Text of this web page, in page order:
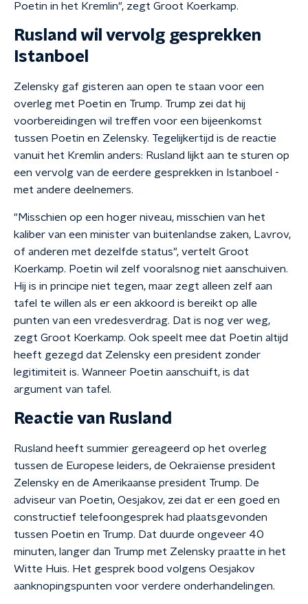
Poetin in het Kremlin", zegt Groot Koerkamp.
Rusland wil vervolg gesprekken
Istanboel
Zelensky gaf gisteren aan open te staan voor een
overleg met Poetin en Trump. Trump zei dat hij
voorbereidingen wil treffen voor een bijeenkomst
tussen Poetin en Zelensky. Tegelijkertijd is de reactie
vanuit het Kremlin anders: Rusland lijkt aan te sturen op
een vervolg van de eerdere gesprekken in Istanboel -
met andere deelnemers.
"Misschien op een hoger niveau, misschien van het
kaliber van een minister van buitenlandse zaken, Lavrov,
of anderen met dezelfde status", vertelt Groot
Koerkamp. Poetin wil zelf vooralsnog niet aanschuiven.
Hij is in principe niet tegen, maar zegt alleen zelf aan
tafel te willen als er een akkoord is bereikt op alle
punten van een vredesverdrag. Dat is nog ver weg,
zegt Groot Koerkamp. Ook speelt mee dat Poetin altijd
heeft gezegd dat Zelensky een president zonder
legitimiteit is. Wanneer Poetin aanschuift, is dat
argument van tafel.
Reactie van Rusland
Rusland heeft summier gereageerd op het overleg
tussen de Europese leiders, de Oekraïense president
Zelensky en de Amerikaanse president Trump. De
adviseur van Poetin, Oesjakov, zei dat er een goed en
constructief telefoongesprek had plaatsgevonden
tussen Poetin en Trump. Dat duurde ongeveer 40
minuten, langer dan Trump met Zelensky praatte in het
Witte Huis. Het gesprek bood volgens Oesjakov
aanknopingspunten voor verdere onderhandelingen.